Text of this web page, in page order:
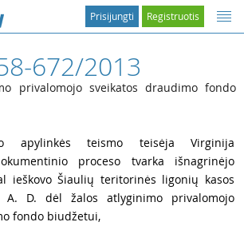
Registruotis
Prisijungti
672/2013
privalomojo sveikatos draudimo fondo
apylinkės teismo teisėja Virginija
proceso tvarka išnagrinėjo
ieškovo Šiaulių teritorinės ligonių kasos
A. D. dėl žalos atlyginimo privalomojo
fondo biudžetui,